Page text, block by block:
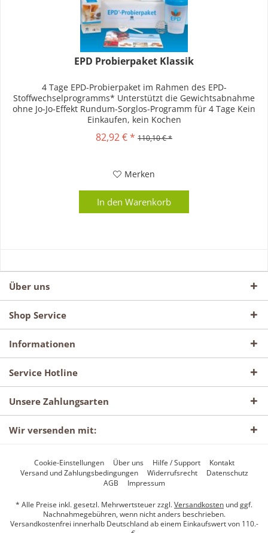
EPD Probierpaket Klassik
4 Tage EPD-Probierpaket im Rahmen des EPD-
Stoffwechselprogramms* Unterstützt die Gewichtsabnahme
ohne Jo-Jo-Effekt Rundum-Sorglos-Programm für 4 Tage Kein
Einkaufen, kein Kochen
82,92 € * 110,10 € *
Merken
In den Warenkorb
Über uns
Shop Service
Informationen
Service Hotline
Unsere Zahlungsarten
Wir versenden mit:
Cookie-Einstellungen Über uns Hilfe / Support
Kontakt
Versand und Zahlungsbedingungen
Widerrufsrecht
Datenschutz
AGB
Impressum
* Alle Preise inkl. gesetzl. Mehrwertsteuer zzgl.Versandkosten und ggf.
Nachnahmegebühren, wenn nicht anders beschrieben.
Versandkostenfrei innerhalb Deutschland ab einem Einkaufswert von 110.-